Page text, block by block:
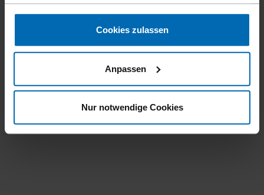
gesammelt haben.
Cookies zulassen
Anpassen
Nur notwendige Cookies